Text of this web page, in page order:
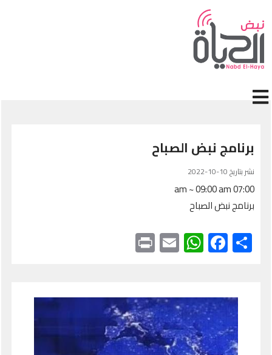
تجاوز إلى المحتوى الرئيسي
برنامج نبض الصباح
نشر بتاريخ 10-10-2022
07:00 am ~ 09:00 am
برنامج نبض الصباح
Share
Facebook
WhatsApp
Email
Print